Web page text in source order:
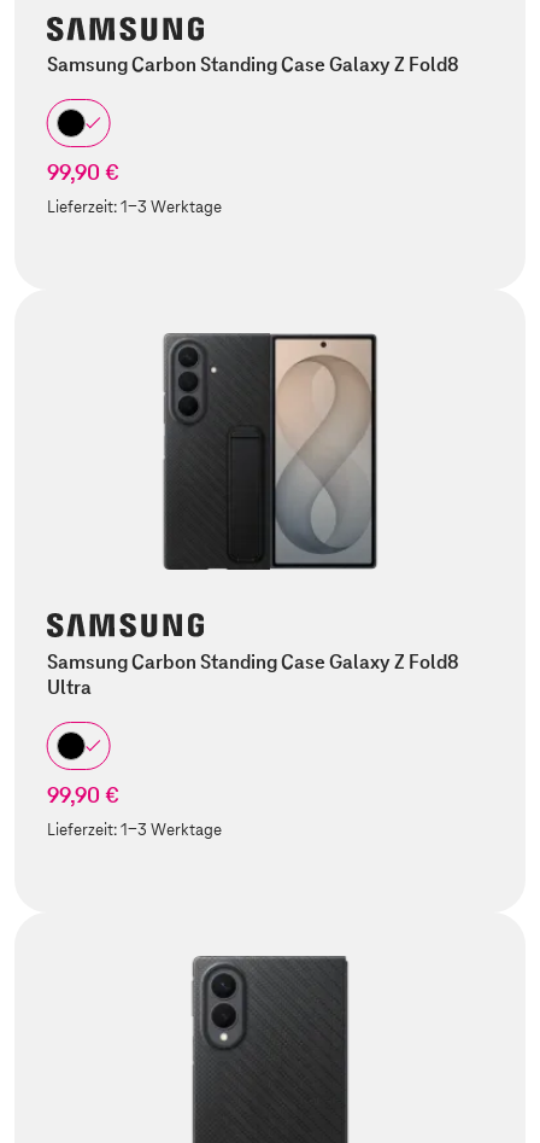
Samsung Carbon Standing Case Galaxy Z Fold8
99,90 €
Lieferzeit:1-3 Werktage
Samsung Carbon Standing Case Galaxy Z Fold8
Ultra
99,90 €
Lieferzeit:1-3 Werktage